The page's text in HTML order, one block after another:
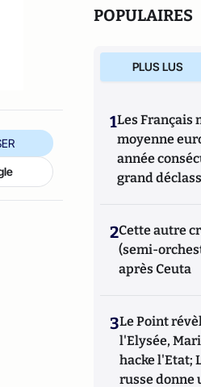
POPULAIRES
PLUS LUS
1Les Français
moyenne
année
grand
2Cette autre
(semi-
après Ceuta
3Le Point
l'Elysée,
hacke l'Etat;
russe donne